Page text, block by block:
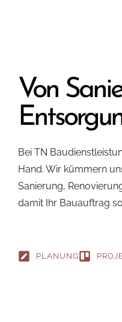
Von
Bei TN
Hand. Wir kümmern
Sanierung,
damit Ihr Bauauftrag
PLANUNG